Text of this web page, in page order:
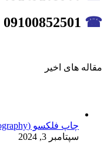
☎
مقاله های اخیر
چاپ فلکسو (Flexography) و مقایسه با انواع چاپ | ق
سپتامبر 3, 2024